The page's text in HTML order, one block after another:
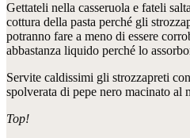
Gettateli nella casseruola e fateli
cottura della pasta perché gli
potranno fare a meno di essere
abbastanza liquido perché lo
Servite caldissimi gli strozzapreti
spolverata di pepe nero macinato al
Top!